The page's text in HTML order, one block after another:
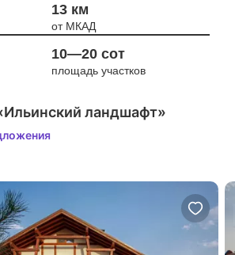
13 км
от МКАД
10—20 сот
площадь участков
ландшафт»